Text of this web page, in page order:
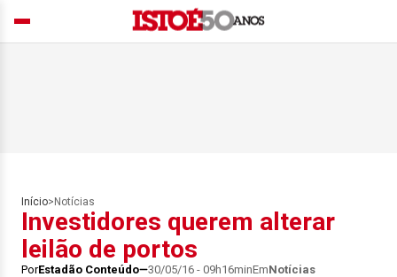
Início> Notícias
Investidores querem alterar
leilão de portos
PorEstadão Conteúdo 30/05/16 - 09h16minEmNotícias